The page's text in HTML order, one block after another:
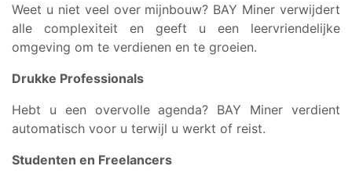
Weet u niet veel over mijnbouw? BAY Miner verwijdert
alle complexiteit en geeft u een leervriendelijke
omgeving om te verdienen en te groeien.
Drukke Professionals
Hebt u een overvolle agenda? BAY Miner verdient
automatisch voor u terwijl u werkt of reist.
Studenten en Freelancers